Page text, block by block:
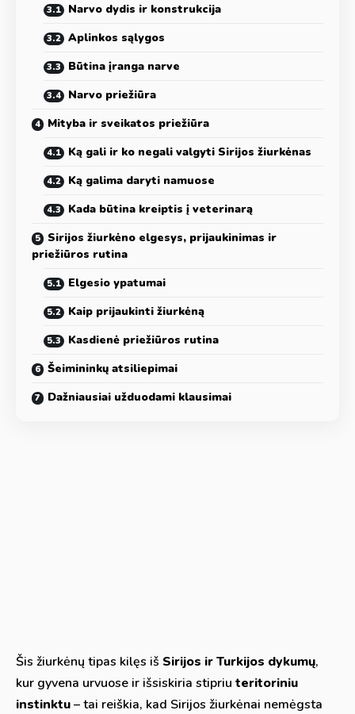
Narvo dydis ir konstrukcija
Aplinkos sąlygos
Būtina įranga narve
Narvo priežiūra
Mityba ir sveikatos priežiūra
Ką gali ir ko negali valgyti Sirijos žiurkėnas
Ką galima daryti namuose
Kada būtina kreiptis į veterinarą
Sirijos žiurkėno elgesys, prijaukinimas ir
priežiūros rutina
Elgesio ypatumai
Kaip prijaukinti žiurkėną
Kasdienė priežiūros rutina
Šeimininkų atsiliepimai
Dažniausiai užduodami klausimai
Šis žiurkėnų tipas kilęs iš Sirijos ir Turkijos dykumų,
kur gyvena urvuose ir išsiskiria stipriu teritoriniu
instinktu– tai reiškia, kad Sirijos žiurkėnai nemėgsta